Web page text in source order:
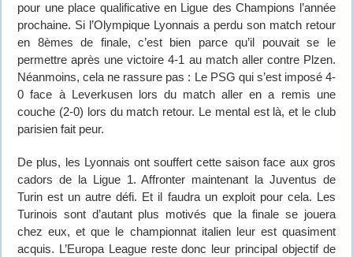
pour une place qualificative en Ligue des Champions l’année
prochaine. Si l’Olympique Lyonnais a perdu son match retour
en 8èmes de finale, c’est bien parce qu’il pouvait se le
permettre après une victoire 4-1 au match aller contre Plzen.
Néanmoins, cela ne rassure pas : Le PSG qui s’est imposé 4-
0 face à Leverkusen lors du match aller en a remis une
couche (2-0) lors du match retour. Le mental est là, et le club
parisien fait peur.
De plus, les Lyonnais ont souffert cette saison face aux gros
cadors de la Ligue 1. Affronter maintenant la Juventus de
Turin est un autre défi. Et il faudra un exploit pour cela. Les
Turinois sont d’autant plus motivés que la finale se jouera
chez eux, et que le championnat italien leur est quasiment
acquis. L’Europa League reste donc leur principal objectif de